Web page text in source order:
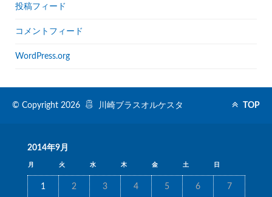
投稿フィード
コメントフィード
WordPress.org
© Copyright 2026 川崎ブラスオルケスタ TOP
2014年9月
月 火 水 木 金 土 日
1 2 3 4 5 6 7